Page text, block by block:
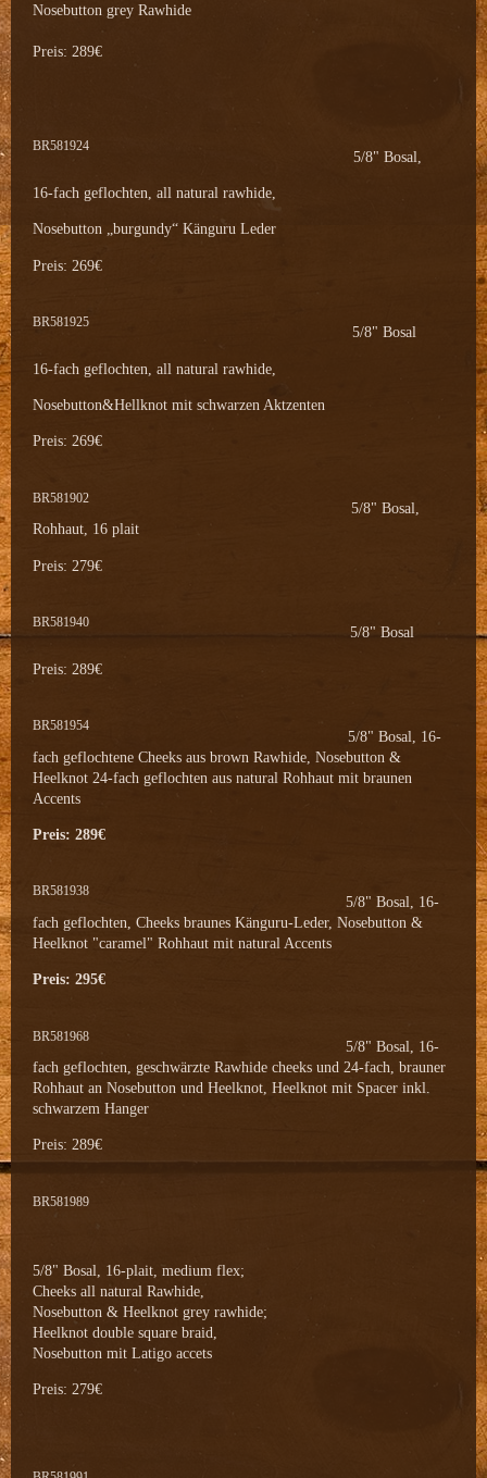
Nosebutton grey Rawhide
Preis: 289€
BR581924
5/8" Bosal,
16-fach geflochten, all natural rawhide,
Nosebutton „burgundy“ Känguru Leder
Preis: 269€
BR581925
5/8" Bosal
16-fach geflochten, all natural rawhide,
Nosebutton&Hellknot mit schwarzen Aktzenten
Preis: 269€
BR581902
5/8" Bosal,
Rohhaut, 16 plait
Preis: 279€
BR581940
5/8" Bosal
Preis: 289€
BR581954
5/8" Bosal, 16-
fach geflochtene Cheeks aus brown Rawhide, Nosebutton &
Heelknot 24-fach geflochten aus natural Rohhaut mit braunen
Accents
Preis: 289€
BR581938
5/8" Bosal, 16-
fach geflochten, Cheeks braunes Känguru-Leder, Nosebutton &
Heelknot "caramel" Rohhaut mit natural Accents
Preis: 295€
BR581968
5/8" Bosal, 16-
fach geflochten, geschwärzte Rawhide cheeks und 24-fach, brauner
Rohhaut an Nosebutton und Heelknot, Heelknot mit Spacer inkl.
schwarzem Hanger
Preis: 289€
BR581989
5/8" Bosal, 16-plait, medium flex;
Cheeks all natural Rawhide,
Nosebutton & Heelknot grey rawhide;
Heelknot double square braid,
Nosebutton mit Latigo accets
Preis: 279€